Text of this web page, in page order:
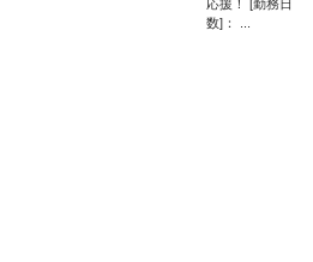
応援！ [勤務日
数]： ...